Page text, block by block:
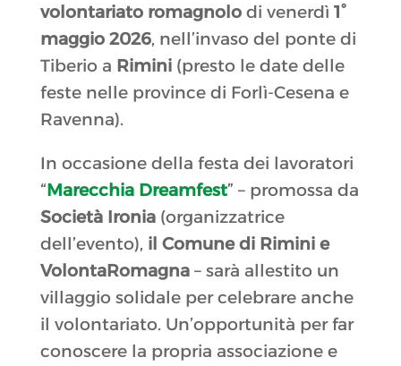
volontariato romagnolodi venerdì 1°
maggio 2026, nell’invaso del ponte di
Tiberio a Rimini (presto le date delle
feste nelle province di Forlì-Cesena e
Ravenna).
In occasione della festa dei lavoratori
“Marecchia Dreamfest” – promossa da
Società Ironia (organizzatrice
dell’evento), il Comune di Rimini e
VolontaRomagna– sarà allestito un
villaggio solidale per celebrare anche
il volontariato. Un’opportunità per far
conoscere la propria associazione e